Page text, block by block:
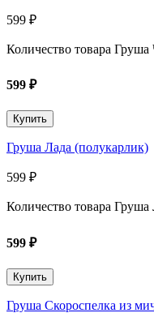
599 ₽
Количество товара
599 ₽
Купить
Груша Лада (полукарлик)
599 ₽
Количество товара
599 ₽
Купить
Груша Скороспелка из